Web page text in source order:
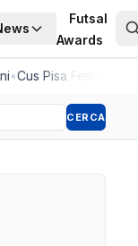
Futsal
Awards
Pisa Femminile, la
CERCA